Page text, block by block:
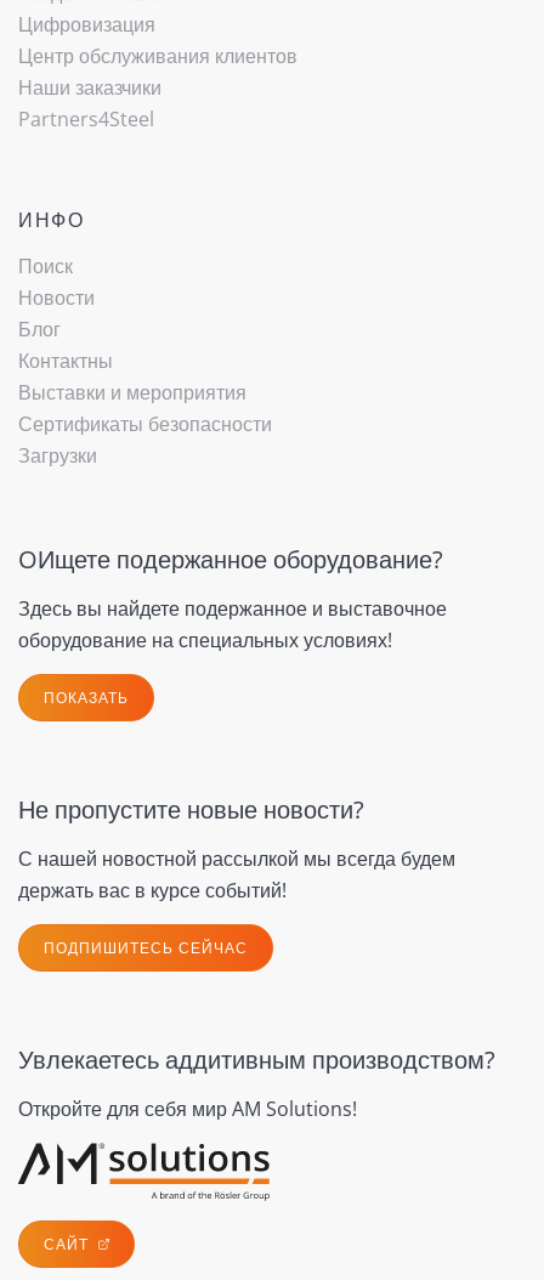
Цифровизация
Центр обслуживания клиентов
Наши заказчики
Partners4Steel
ИНФО
Поиск
Новости
Блог
Контактны
Выставки и мероприятия
Сертификаты безопасности
Загрузки
OИщете подержанное оборудование?
Здесь вы найдете подержанное и выставочное
оборудование на специальных условиях!
ПОКАЗАТЬ
Не пропустите новые новости?
С нашей новостной рассылкой мы всегда будем
держать вас в курсе событий!
ПОДПИШИТЕСЬ СЕЙЧАС
Увлекаетесь аддитивным производством?
Откройте для себя мир AM Solutions!
САЙТ